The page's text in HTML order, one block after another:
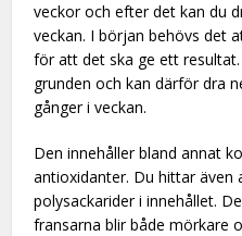
veckor och efter det kan du
veckan. I början behövs det
för att det ska ge ett
grunden och kan därför dra
gånger i veckan.
Den innehåller bland annat
antioxidanter. Du hittar även
polysackarider i innehållet.
fransarna blir både mörkare